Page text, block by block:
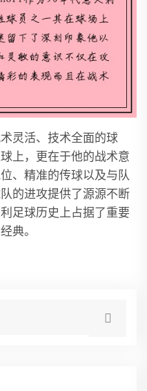
灵活、技术全面的球
上，更在于他的战术意
、精准的传球以及与队
的进攻提供了源源不断
足球历史上占据了重要
典。